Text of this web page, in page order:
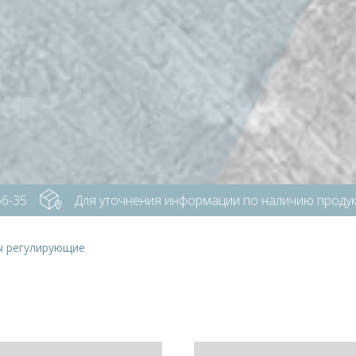
Для уточнения информации по наличию продукции
регулирующие